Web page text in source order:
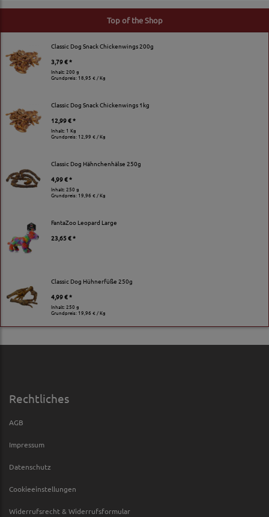
Top of the Shop
Classic Dog Snack Chickenwings 200g
3,79 € *
Inhalt: 200 g
Grundpreis: 18,95 € / Kg
Classic Dog Snack Chickenwings 1kg
12,99 € *
Inhalt: 1 Kg
Grundpreis: 12,99 € / Kg
Classic Dog Hähnchenhälse 250g
4,99 € *
Inhalt: 250 g
Grundpreis: 19,96 € / Kg
FantaZoo Leopard Large
23,65 € *
Classic Dog Hühnerfüße 250g
4,99 € *
Inhalt: 250 g
Grundpreis: 19,96 € / Kg
Rechtliches
AGB
Impressum
Datenschutz
Cookieeinstellungen
Widerrufsrecht & Widerrufsformular